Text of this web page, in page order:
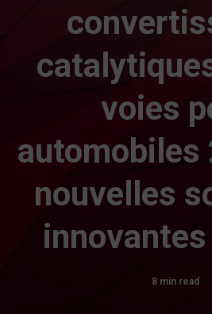
voies
automobiles
nouvelles
8 min read